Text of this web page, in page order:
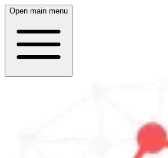
Open main menu